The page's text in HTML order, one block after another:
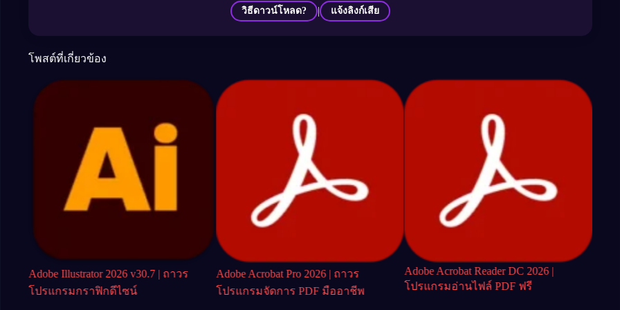
วิธีดาวน์โหลด? | แจ้งลิงก์เสีย
โพสต์ที่เกี่ยวข้อง
Adobe Illustrator 2026 v30.7 | ถาวร
โปรแกรมกราฟิกดีไซน์
Adobe Acrobat Pro 2026 | ถาวร
โปรแกรมจัดการ PDF มืออาชีพ
Adobe Acrobat Reader DC 2026 |
โปรแกรมอ่านไฟล์ PDF ฟรี